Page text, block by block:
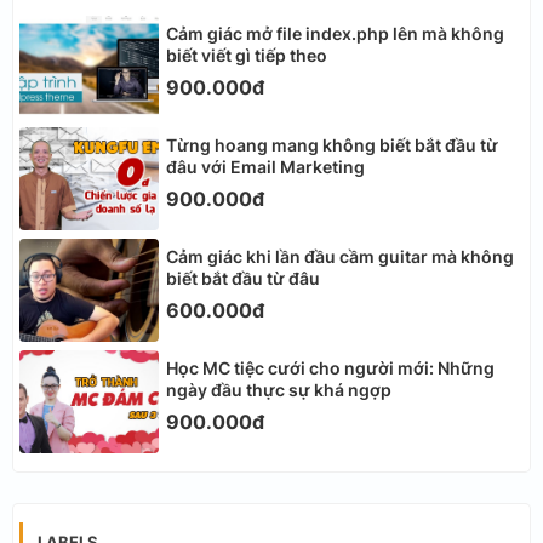
Cảm giác mở file index.php lên mà không
biết viết gì tiếp theo
900.000đ
Từng hoang mang không biết bắt đầu từ
đâu với Email Marketing
900.000đ
Cảm giác khi lần đầu cầm guitar mà không
biết bắt đầu từ đâu
600.000đ
Học MC tiệc cưới cho người mới: Những
ngày đầu thực sự khá ngợp
900.000đ